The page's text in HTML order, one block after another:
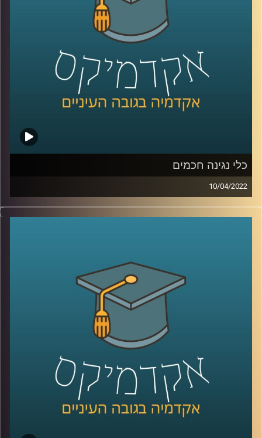
לשיחה עם ד"ר רויטל הולנדר על יזמות מוזיקאלית –
לשיחה עם ד"ר רויטל הולנדר על כלי נגינה חכמים –
קרדיט תמונות:AudioVersity
כלי נגינה חכמים
10/04/2022
דמיינו שהייתם יכולים לקבל כלי נגינה שבחיים לא ראיתם ותוך
5 דקות כבר לדעת איך לנגן בו שירים. עכשיו אתם יכולים
לשיחה עם ד"ר רויטל הולנדר מבית הספר ליזמות כאן
באוניברסיטת רייכמן.
לשיחה עם ד"ר רויטל הולנדר על יזמות מוזיקאלית –
לשיחה עם ד"ר רויטל הולנדר על מחשבים שמלחינים מוזיקה
בלחיצת כפתור – לחצו כאן
קרדיט תמונות:AudioVersity